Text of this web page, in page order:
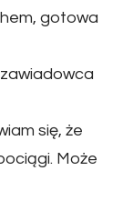
gotowa
się, że
Może